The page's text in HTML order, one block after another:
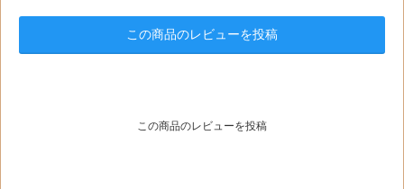
この商品のレビューを投稿
この商品のレビューを投稿